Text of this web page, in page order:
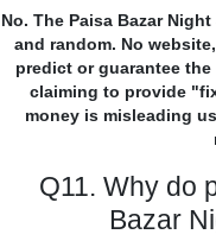
No. The Paisa Bazar
and random. No
predict or guarantee
claiming to provide
money is misleading
Q11. Why do
Bazar